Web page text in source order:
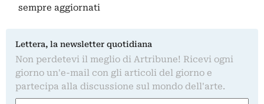
sempre aggiornati
Lettera, la newsletter quotidiana
Non perdetevi il meglio di Artribune! Ricevi ogni
giorno un'e-mail con gli articoli del giorno e
partecipa alla discussione sul mondo dell'arte.